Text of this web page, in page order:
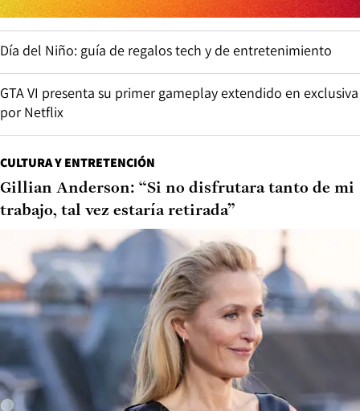
Día del Niño: guía de regalos tech y de entretenimiento
GTA VI presenta su primer gameplay extendido en exclusiva
por Netflix
CULTURA Y ENTRETENCIÓN
Gillian Anderson: “Si no disfrutara tanto de mi
trabajo, tal vez estaría retirada”